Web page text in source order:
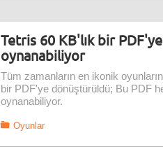
Tetris 60 KB'lık bir
oynanabiliyor
Tüm zamanların en ikonik
bir PDF'ye dönüştürüldü; Bu PDF
oynanabiliyor.
Oyunlar